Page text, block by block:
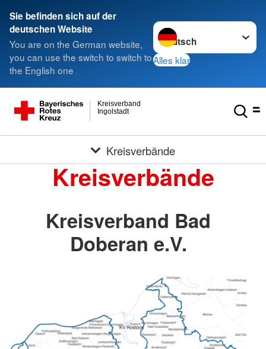
Sie befinden sich auf der
deutschen Website
You are on the German website,
you can use the switch to switch to
the English one
Sprache wechseln zu
Alles klar
Ingolstadt
Kreisverband
Kreisverbände
Kreisverbände
Kreisverband Bad
Doberan e.V.